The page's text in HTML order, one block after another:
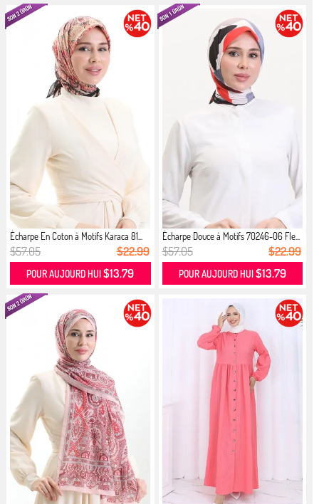
Écharpe En Coton à Motifs Karaca 81...
$57.05 $22.99
POUR AUJOURD HUI$13.79
Écharpe Douce à Motifs 70246-06 Fle...
$57.05 $22.99
POUR AUJOURD HUI $13.79